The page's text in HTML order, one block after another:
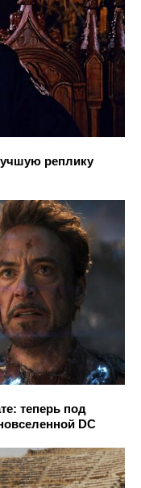
реплику
теперь под
DC